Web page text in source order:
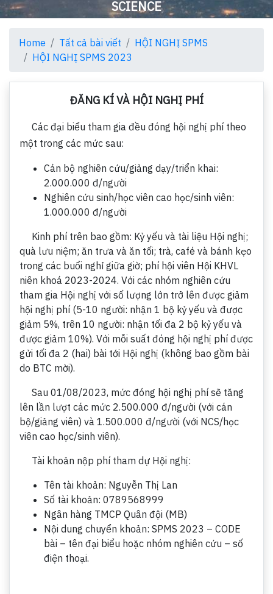
SCIENCE
Home Tất cả bài viết
HỘI NGHỊ SPMS
HỘI NGHỊ SPMS 2023
ĐĂNG KÍ VÀ HỘI NGHỊ PHÍ
Các đại biểu tham gia đều đóng hội nghị phí theo
một trong các mức sau:
Cán bộ nghiên cứu/giảng dạy/triển khai:
2.000.000 đ/người
Nghiên cứu sinh/học viên cao học/sinh viên:
1.000.000 đ/người
Kinh phí trên bao gồm: Kỷ yếu và tài liệu Hội nghị;
quà lưu niệm; ăn trưa và ăn tối; trà, café và bánh kẹo
trong các buổi nghỉ giữa giờ; phí hội viên Hội KHVL
niên khoá 2023-2024. Với các nhóm nghiên cứu
tham gia Hội nghị với số lượng lớn trở lên được giảm
hội nghị phí (5-10 người: nhận 1 bộ kỷ yếu và được
giảm 5%, trên 10 người: nhận tối đa 2 bộ kỷ yếu và
được giảm 10%). Với mỗi suất đóng hội nghị phí được
gửi tối đa 2 (hai) bài tới Hội nghị (không bao gồm bài
do BTC mời).
Sau 01/08/2023, mức đóng hội nghị phí sẽ tăng
lên lần lượt các mức 2.500.000 đ/người (với cán
bộ/giảng viên) và 1.500.000 đ/người (với NCS/học
viên cao học/sinh viên).
Tài khoản nộp phí tham dự Hội nghị:
Tên tài khoản: Nguyễn Thị Lan
Số tài khoản: 0789568999
Ngân hàng TMCP Quân đội (MB)
Nội dung chuyển khoản: SPMS 2023 – CODE
bài – tên đại biểu hoặc nhóm nghiên cứu – số
điện thoại.